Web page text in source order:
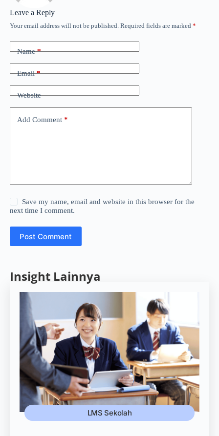
Leave a Reply
Your email address will not be published. Required fields are marked *
Name*
Email*
Website
Add Comment *
Save my name, email and website in this browser for the
next time I comment.
Post Comment
Insight Lainnya
LMS Sekolah